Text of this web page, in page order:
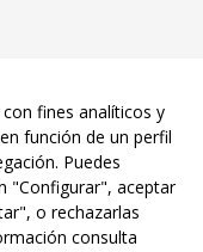
957 48 33 36• Córdoba
y Posicionamiento
fines analíticos y
función de un perfil
Puedes
"Configurar", aceptar
o rechazarlas
consulta